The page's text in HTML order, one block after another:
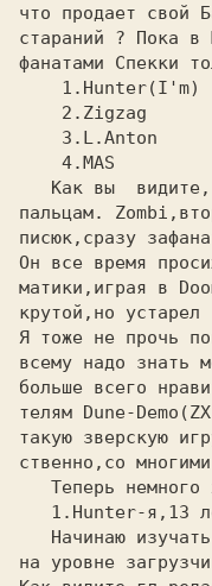
что продает свой
стараний ? Пока в
фанатами Спекки
пальцам.
писюк,сразу
Он все время
матики,играя в
крутой,но
Я тоже не прочь
всему надо знать
больше всего
телям Dune-
такую зверскую
ственно,со
на уровне